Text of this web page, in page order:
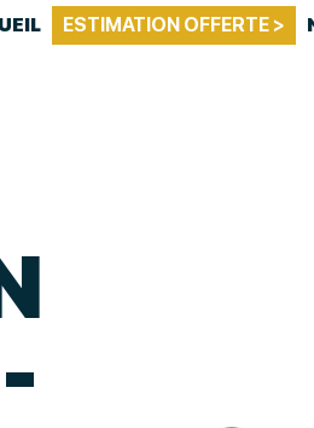
ESTIMATION OFFERTE >